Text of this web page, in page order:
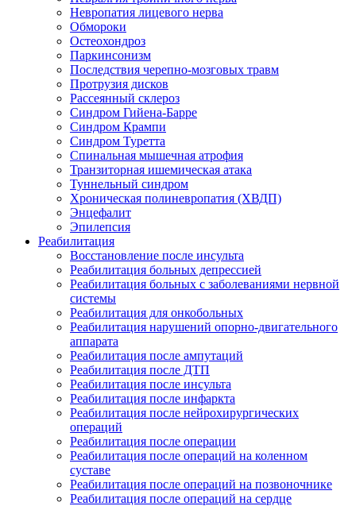
Невропатия лицевого нерва
Обмороки
Остеохондроз
Паркинсонизм
Последствия черепно-мозговых травм
Протрузия дисков
Рассеянный склероз
Синдром Гийена-Барре
Синдром Крампи
Синдром Туретта
Спинальная мышечная атрофия
Транзиторная ишемическая атака
Туннельный синдром
Хроническая полиневропатия (ХВДП)
Энцефалит
Эпилепсия
Реабилитация
Восстановление после инсульта
Реабилитация больных депрессией
Реабилитация больных с заболеваниями нервной
системы
Реабилитация для онкобольных
Реабилитация нарушений опорно-двигательного
аппарата
Реабилитация после ампутаций
Реабилитация после ДТП
Реабилитация после инсульта
Реабилитация после инфаркта
Реабилитация после нейрохирургических
операций
Реабилитация после операции
Реабилитация после операций на коленном
суставе
Реабилитация после операций на позвоночнике
Реабилитация после операций на сердце